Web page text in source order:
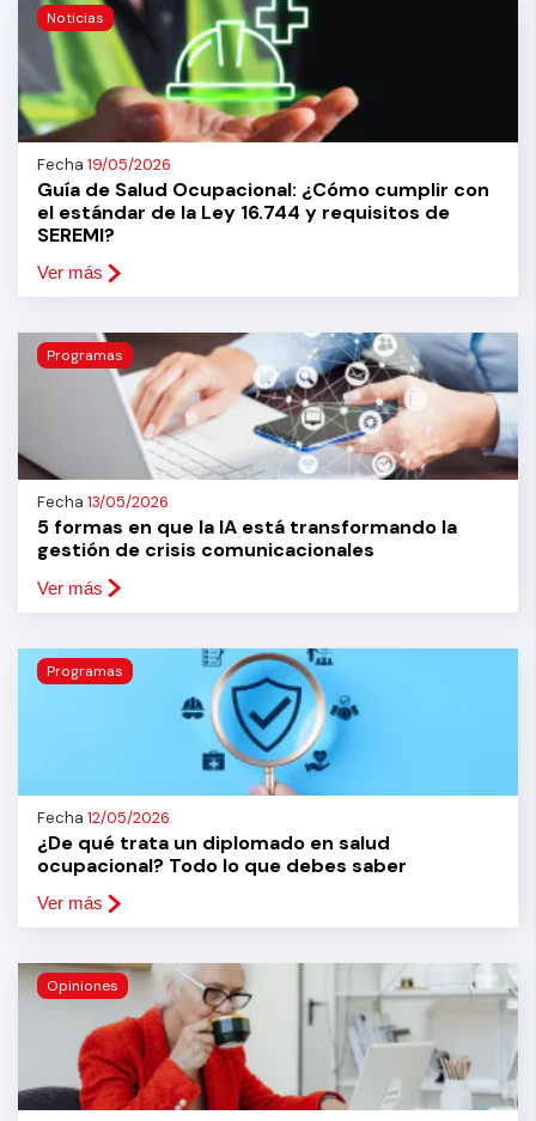
Noticias
Fecha 19/05/2026
Guía de Salud Ocupacional: ¿Cómo cumplir con
el estándar de la Ley 16.744 y requisitos de
SEREMI?
Ver más
Programas
Fecha 13/05/2026
5 formas en que la IA está transformando la
gestión de crisis comunicacionales
Ver más
Programas
Fecha 12/05/2026
¿De qué trata un diplomado en salud
ocupacional? Todo lo que debes saber
Ver más
Opiniones